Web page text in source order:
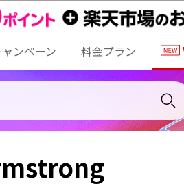
ャンペーン 料金プラン